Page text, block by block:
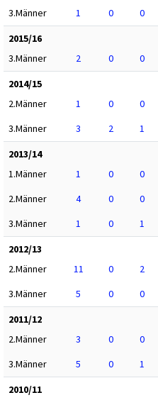
3.Männer
1 0 0
2015/16
3.Männer
2 0 0
2014/15
2.Männer
1 0 0
3.Männer
3 2 1
2013/14
1.Männer
1 0 0
2.Männer
4 0 0
3.Männer
1 0 1
2012/13
2.Männer
11 0 2
3.Männer
5 0 0
2011/12
2.Männer
3 0 0
3.Männer
5 0 1
2010/11